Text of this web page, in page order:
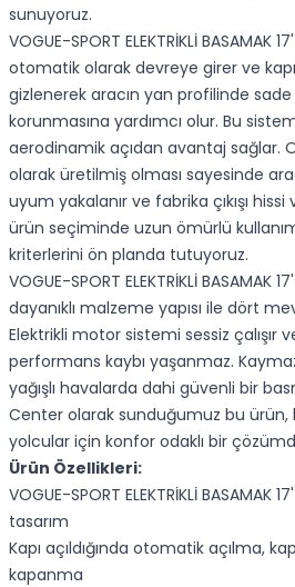
sunuyoruz.
VOGUE-SPORT ELEKTRİKLİ BASAMAK
otomatik olarak devreye girer ve
gizlenerek aracın yan profilinde
korunmasına yardımcı olur. Bu
aerodinamik açıdan avantaj sağlar.
olarak üretilmiş olması sayesinde
uyum yakalanır ve fabrika çıkışı
ürün seçiminde uzun ömürlü
kriterlerini ön planda tutuyoruz.
VOGUE-SPORT ELEKTRİKLİ
dayanıklı malzeme yapısı ile dört
Elektrikli motor sistemi sessiz çalışır
performans kaybı yaşanmaz.
yağışlı havalarda dahi güvenli bir
Center olarak sunduğumuz bu
yolcular için konfor odaklı bir
Ürün Özellikleri:
VOGUE-SPORT ELEKTRİKLİ BASAMAK
tasarım
Kapı açıldığında otomatik açılma,
kapanma